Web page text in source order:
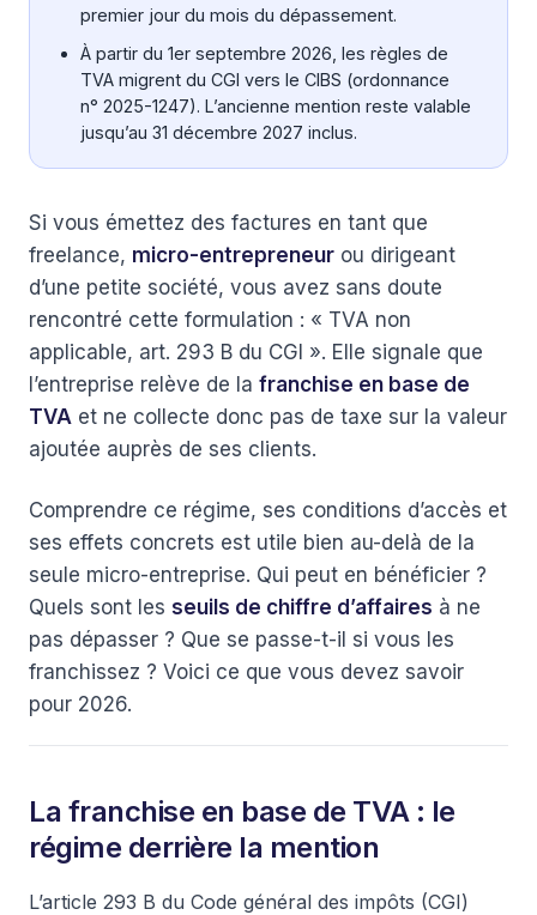
premier jour du mois du dépassement.
À partir du 1er septembre 2026, les règles de
TVA migrent du CGI vers le CIBS (ordonnance
n° 2025-1247). L’ancienne mention reste valable
jusqu’au 31 décembre 2027 inclus.
Si vous émettez des factures en tant que
freelance, micro-entrepreneur ou dirigeant
d’une petite société, vous avez sans doute
rencontré cette formulation : « TVA non
applicable, art. 293 B du CGI ». Elle signale que
l’entreprise relève de la franchise en base de
TVA et ne collecte donc pas de taxe sur la valeur
ajoutée auprès de ses clients.
Comprendre ce régime, ses conditions d’accès et
ses effets concrets est utile bien au-delà de la
seule micro-entreprise. Qui peut en bénéficier ?
Quels sont les seuils de chiffre d’affaires à ne
pas dépasser ? Que se passe-t-il si vous les
franchissez ? Voici ce que vous devez savoir
pour 2026.
La franchise en base de TVA : le
régime derrière la mention
L’article 293 B du Code général des impôts (CGI)